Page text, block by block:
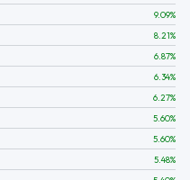
9.09%
8.21%
6.87%
6.34%
6.27%
5.60%
5.60%
5.48%